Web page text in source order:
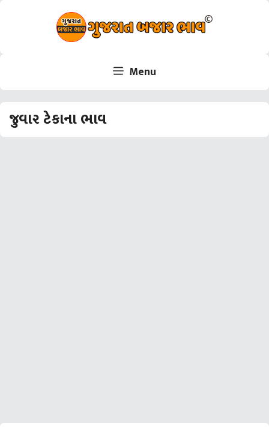
Skip
Menu
જુવાર ટેકાના ભાવ